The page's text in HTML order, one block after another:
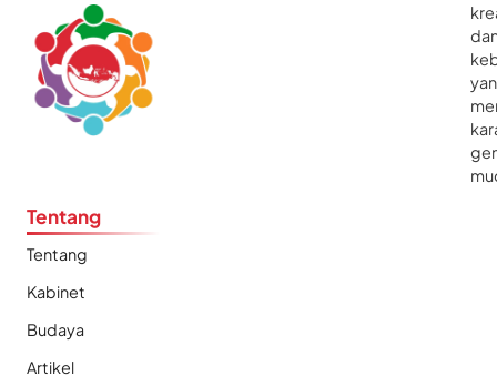
Tentang
Tentang
Kabinet
Budaya
Artikel